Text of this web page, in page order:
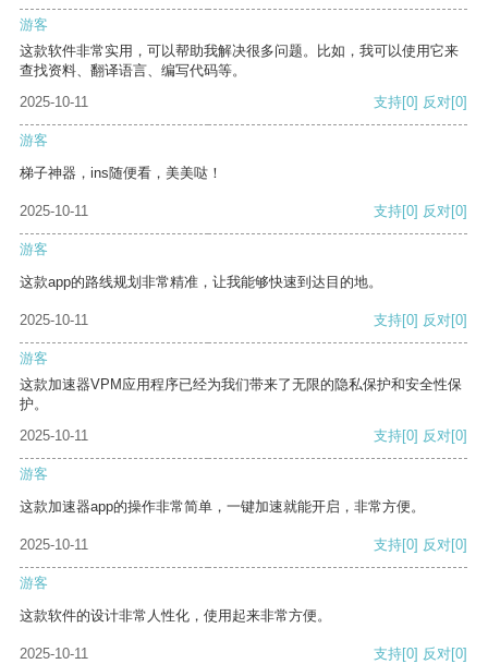
游客
这款软件非常实用，可以帮助我解决很多问题。比如，我可以使用它来
查找资料、翻译语言、编写代码等。
2025-10-11
支持[0] 反对[0]
游客
梯子神器，ins随便看，美美哒！
2025-10-11 支持[0] 反对[0]
游客
这款app的路线规划非常精准，让我能够快速到达目的地。
2025-10-11 支持[0] 反对[0]
游客
这款加速器VPM应用程序已经为我们带来了无限的隐私保护和安全性保
护。
2025-10-11
支持[0] 反对[0]
游客
这款加速器app的操作非常简单，一键加速就能开启，非常方便。
2025-10-11 支持[0] 反对[0]
游客
这款软件的设计非常人性化，使用起来非常方便。
2025-10-11 支持[0] 反对[0]